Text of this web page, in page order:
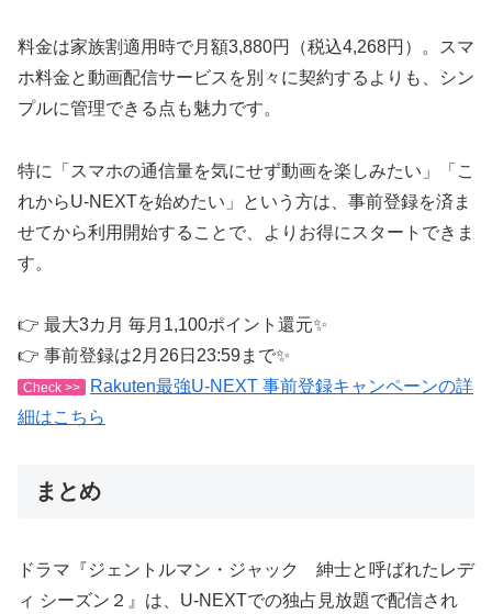
料金は家族割適用時で月額3,880円（税込4,268円）。スマ
ホ料金と動画配信サービスを別々に契約するよりも、シン
プルに管理できる点も魅力です。
特に「スマホの通信量を気にせず動画を楽しみたい」「こ
れからU-NEXTを始めたい」という方は、事前登録を済ま
せてから利用開始することで、よりお得にスタートできま
す。
👉 最大3カ月 毎月1,100ポイント還元✨
👉 事前登録は2月26日23:59まで✨
Check >>
Rakuten最強U-NEXT 事前登録キャンペーンの詳
細はこちら
まとめ
ドラマ『ジェントルマン・ジャック 紳士と呼ばれたレデ
ィ シーズン２』は、U-NEXTでの独占見放題で配信され